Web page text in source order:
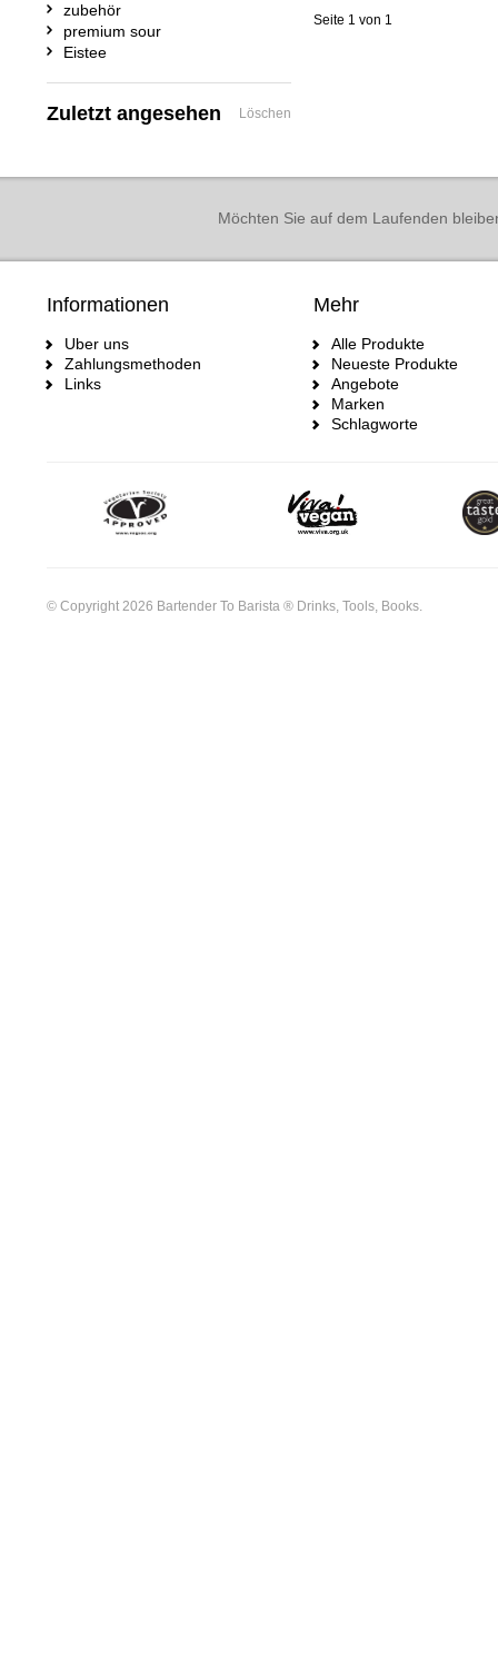
Seite 1 von 1
zubehör
premium sour
Eistee
Zuletzt angesehen Löschen
Möchten Sie auf dem Laufenden
Informationen
Uber uns
Zahlungsmethoden
Links
Mehr
Alle Produkte
Neueste Produkte
Angebote
Marken
Schlagworte
© Copyright 2026 Bartender To Barista ® Drinks, Tools, Books.